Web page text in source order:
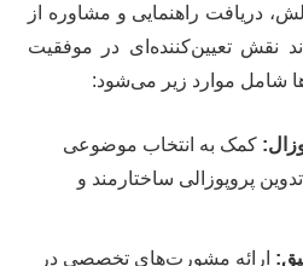
دریافت راهنمایی و مشاوره از
نقش تعیین‌کننده‌ای در موفقیت
شامل موارد زیر می‌شود:
کمک به انتخاب موضوعی
پروپوزالی ساختارمند و
ارائه مشورت‌های تخصصی در